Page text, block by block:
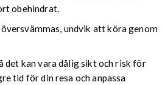
obehindrat.
undvik att köra genom
det kan vara dålig sikt och risk för
tid för din resa och anpassa